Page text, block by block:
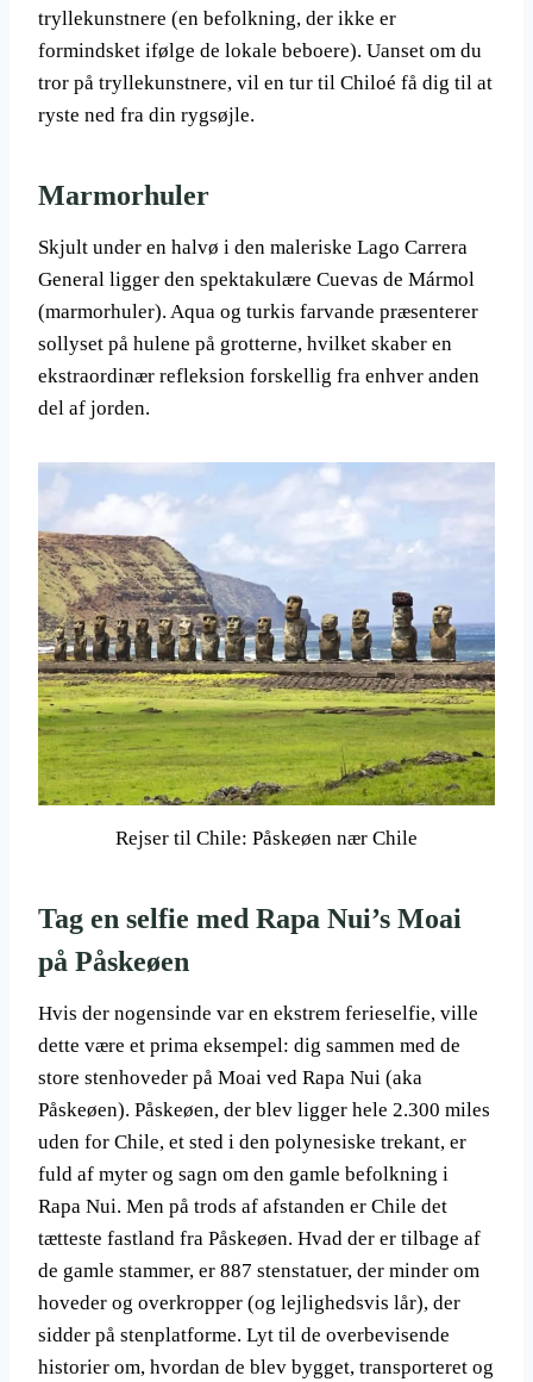
tryllekunstnere (en befolkning, der ikke er
formindsket ifølge de lokale beboere). Uanset om du
tror på tryllekunstnere, vil en tur til Chiloé få dig til at
ryste ned fra din rygsøjle.
Marmorhuler
Skjult under en halvø i den maleriske Lago Carrera
General ligger den spektakulære Cuevas de Mármol
(marmorhuler). Aqua og turkis farvande præsenterer
sollyset på hulene på grotterne, hvilket skaber en
ekstraordinær refleksion forskellig fra enhver anden
del af jorden.
Rejser til Chile: Påskeøen nær Chile
Tag en selfie med Rapa Nui’s Moai
på Påskeøen
Hvis der nogensinde var en ekstrem ferieselfie, ville
dette være et prima eksempel: dig sammen med de
store stenhoveder på Moai ved Rapa Nui (aka
Påskeøen). Påskeøen, der blev ligger hele 2.300 miles
uden for Chile, et sted i den polynesiske trekant, er
fuld af myter og sagn om den gamle befolkning i
Rapa Nui. Men på trods af afstanden er Chile det
tætteste fastland fra Påskeøen. Hvad der er tilbage af
de gamle stammer, er 887 stenstatuer, der minder om
hoveder og overkropper (og lejlighedsvis lår), der
sidder på stenplatforme. Lyt til de overbevisende
historier om, hvordan de blev bygget, transporteret og